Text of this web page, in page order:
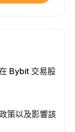
Bybit 交易股
策以及影響該